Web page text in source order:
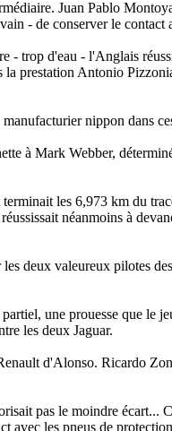
Juan Pablo
- de conserver le contact
- trop d'eau - l'Anglais
prestation Antonio
nippon dans
à Mark Webber,
les 6,973 km du
néanmoins à
deux valeureux pilotes
une prouesse que le
les deux Jaguar.
d'Alonso. Ricardo
pas le moindre écart...
avec les pneus de